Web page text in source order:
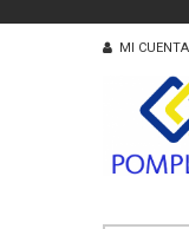
MI CUENTA